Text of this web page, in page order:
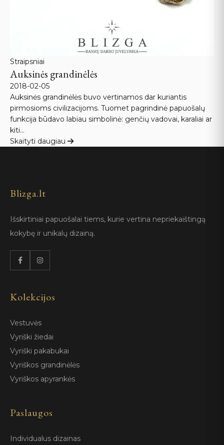
Straipsniai
Auksinės grandinėlės
2018-02-05
Auksinės grandinėlės buvo vertinamos dar kuriantis
pirmosioms civilizacijoms. Tuomet pagrindinė papuošalų
funkcija būdavo labiau simbolinė: genčių vadovai, karaliai ar
kiti…
Skaityti daugiau
Blizga.lt
Išskirtiniai papuošalai tiems, kurie vertina nepriekaištingą
kokybę ir unikalų dizainą.
Kolekcijos
Vestuvės
Vyriški žiedai
Vyriški pakabukai
Vyriškos grandinėlės
Vyriškos apyrankės
Paslaugos
Individualus dizainas